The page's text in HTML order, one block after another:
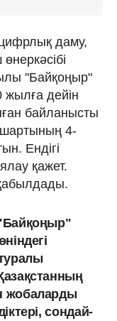
даму,
"Байқоңыр"
жылға дейін
байланысты
4-
Ендігі
қажет.
жобаларды
сондай-